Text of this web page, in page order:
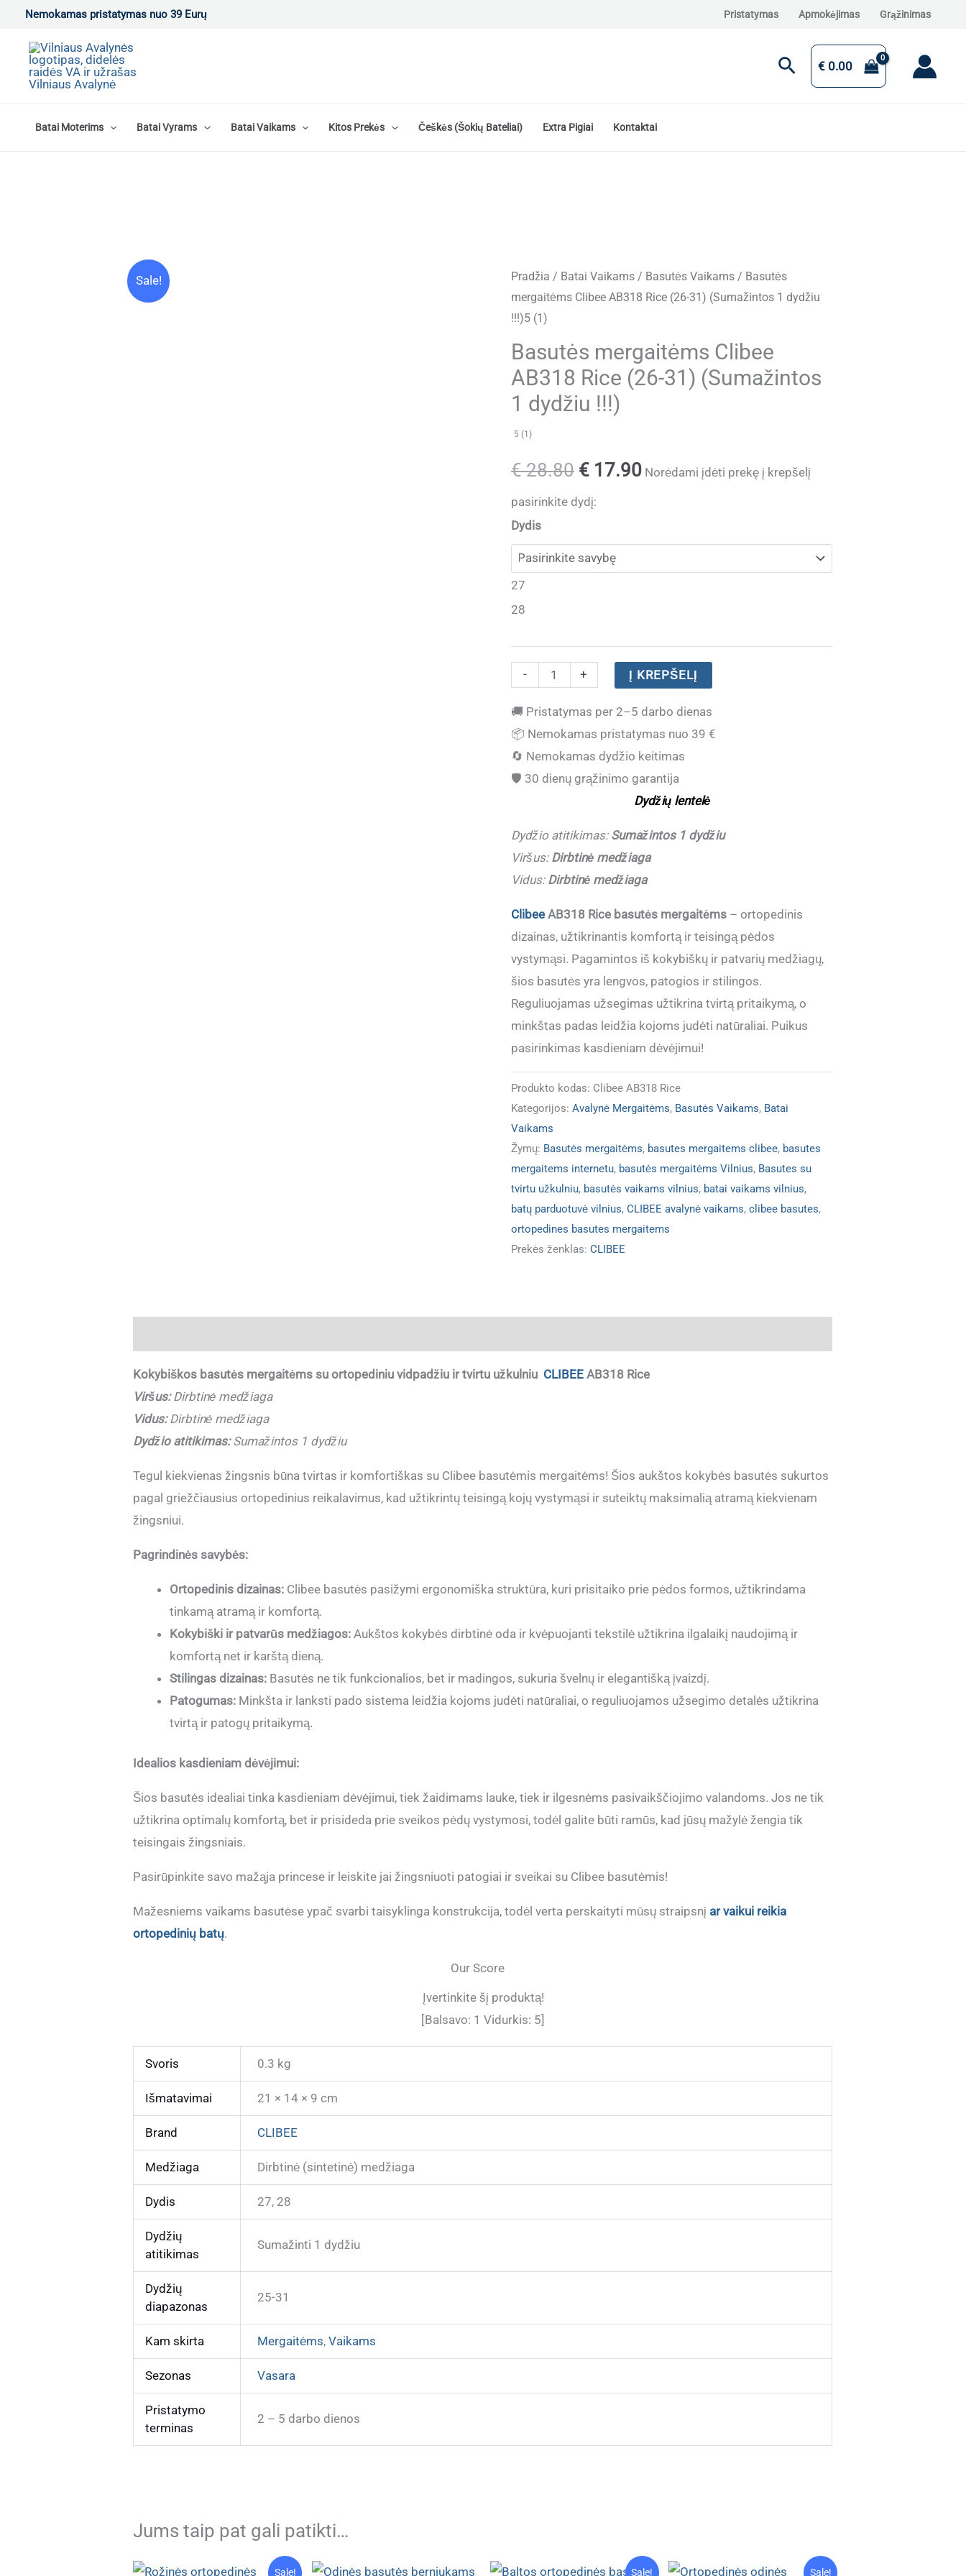
Pereiti
turinio
Nemokamas pristatymas nuo 39 Eurų Pristatymas Apmokėjimas Grąžinimas
Paieška
€0.00
Batai Moterims Batai Vyrams Batai Vaikams Kitos Prekės Češkės (šokių Bateliai) Extra Pigiai Kontaktai
Sale! Pradžia / Batai Vaikams/ Basutės Vaikams/ Basutės
mergaitėms Clibee AB318 Rice (26-31) (Sumažintos 1 dydžiu
!!!)5 (1)
Basutės mergaitėms Clibee
AB318 Rice (26-31) (Sumažintos
1 dydžiu !!!)
5 (1)
€28.80 Original
price
€ 28.80.
€17.90Current
€ 17.90.
Norėdami įdėti prekę į krepšelį
pasirinkite dydį:
Dydis
27
28
-
produkto
Basutės
mergaitėms
Clibee
AB318
(26-
31)
(Sumažintos
dydžiu
!!!)
+ Į KREPŠELĮ
🚚 Pristatymas per 2–5 darbo dienas
📦 Nemokamas pristatymas nuo 39 €
🔄 Nemokamas dydžio keitimas
🛡️ 30 dienų grąžinimo garantija
Dydžių lentelė
Dydžio atitikimas: Sumažintos 1 dydžiu
Viršus: Dirbtinė medžiaga
Vidus:Dirbtinė medžiaga
ClibeeAB318 Rice basutės mergaitėms– ortopedinis
dizainas, užtikrinantis komfortą ir teisingą pėdos
vystymąsi. Pagamintos iš kokybiškų ir patvarių medžiagų,
šios basutės yra lengvos, patogios ir stilingos.
Reguliuojamas užsegimas užtikrina tvirtą pritaikymą, o
minkštas padas leidžia kojoms judėti natūraliai. Puikus
pasirinkimas kasdieniam dėvėjimui!
Produkto kodas: Clibee AB318 Rice
Kategorijos: Avalynė Mergaitėms, Basutės Vaikams, Batai
Vaikams
Žymų: Basutės mergaitėms, basutes mergaitems clibee, basutes
mergaitems internetu, basutės mergaitėms Vilnius, Basutes su
tvirtu užkulniu, basutės vaikams vilnius, batai vaikams vilnius,
batų parduotuvė vilnius, CLIBEE avalynė vaikams, clibee basutes,
ortopedines basutes mergaitems
Prekės ženklas: CLIBEE
Kokybiškos basutės mergaitėms su ortopediniu vidpadžiu ir tvirtu užkulniu CLIBEE AB318 Rice
Viršus:Dirbtinė medžiaga
Vidus:Dirbtinė medžiaga
Dydžio atitikimas:Sumažintos 1 dydžiu
Tegul kiekvienas žingsnis būna tvirtas ir komfortiškas su Clibee basutėmis mergaitėms! Šios aukštos kokybės basutės sukurtos
pagal griežčiausius ortopedinius reikalavimus, kad užtikrintų teisingą kojų vystymąsi ir suteiktų maksimalią atramą kiekvienam
žingsniui.
Pagrindinės savybės:
Ortopedinis dizainas: Clibee basutės pasižymi ergonomiška struktūra, kuri prisitaiko prie pėdos formos, užtikrindama
tinkamą atramą ir komfortą.
Kokybiški ir patvarūs medžiagos: Aukštos kokybės dirbtinė oda ir kvėpuojanti tekstilė užtikrina ilgalaikį naudojimą ir
komfortą net ir karštą dieną.
Stilingas dizainas: Basutės ne tik funkcionalios, bet ir madingos, sukuria švelnų ir elegantišką įvaizdį.
Patogumas: Minkšta ir lanksti pado sistema leidžia kojoms judėti natūraliai, o reguliuojamos užsegimo detalės užtikrina
tvirtą ir patogų pritaikymą.
Idealios kasdieniam dėvėjimui:
Šios basutės idealiai tinka kasdieniam dėvėjimui, tiek žaidimams lauke, tiek ir ilgesnėms pasivaikščiojimo valandoms. Jos ne tik
užtikrina optimalų komfortą, bet ir prisideda prie sveikos pėdų vystymosi, todėl galite būti ramūs, kad jūsų mažylė žengia tik
teisingais žingsniais.
Pasirūpinkite savo mažąja princese ir leiskite jai žingsniuoti patogiai ir sveikai su Clibee basutėmis!
Mažesniems vaikams basutėse ypač svarbi taisyklinga konstrukcija, todėl verta perskaityti mūsų straipsnį ar vaikui reikia
ortopedinių batų.
Our Score
Įvertinkite šį produktą!
[Balsavo: 1 Vidurkis: 5]
Svoris 0.3 kg
Išmatavimai 21 × 14 × 9 cm
Brand CLIBEE
Medžiaga Dirbtinė (sintetinė) medžiaga
Dydis 27, 28
Dydžių
atitikimas
Sumažinti 1 dydžiu
Dydžių
diapazonas
25-31
Kam skirta Mergaitėms,Vaikams
Sezonas Vasara
Pristatymo
terminas
2 – 5 darbo dienos
Jums taip pat gali patikti…
Sale! Sale! Sale!